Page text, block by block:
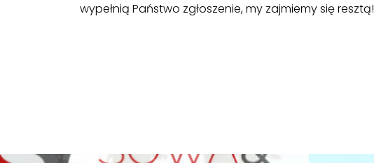
wypełnią Państwo zgłoszenie, my zajmiemy się resztą!